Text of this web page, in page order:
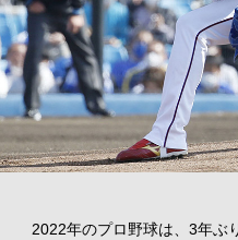
2022年のプロ野球は、3年ぶ